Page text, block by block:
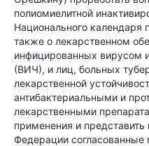
полиомиелитной
Национального календаря
также о лекарственном
инфицированных вирусом
(ВИЧ), и лиц, больных
лекарственной
антибактериальными и
лекарственными
применения и
Федерации согласованные